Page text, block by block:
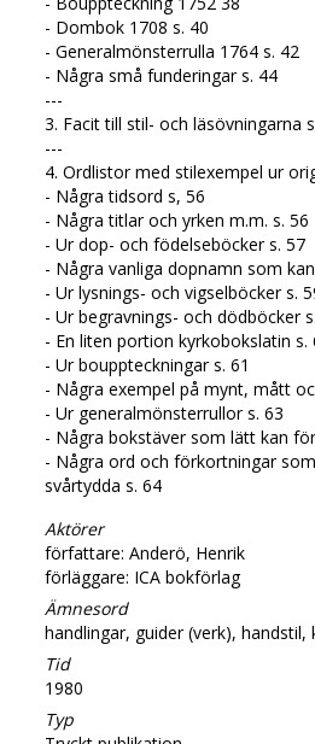
- Dombok 1708 s. 40
- Generalmönsterrulla 1764 s. 42
- Några små funderingar s. 44
---
3. Facit till stil- och läsövningarna
---
4. Ordlistor med stilexempel ur
- Några tidsord s, 56
- Några titlar och yrken m.m. s. 56
- Ur dop- och födelseböcker s. 57
- Några vanliga dopnamn som
- Ur lysnings- och vigselböcker s.
- Ur begravnings- och dödböcker
- En liten portion kyrkobokslatin s.
- Ur bouppteckningar s. 61
- Några exempel på mynt, mått
- Ur generalmönsterrullor s. 63
- Några bokstäver som lätt kan
- Några ord och förkortningar
svårtydda s. 64
Aktörer
författare: Anderö, Henrik
förläggare: ICA bokförlag
Ämnesord
handlingar, guider (verk),
Tid
1980
Typ